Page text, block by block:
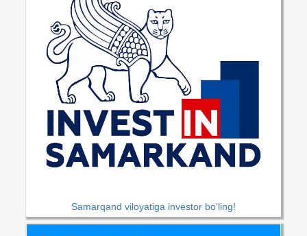
Samarqand viloyatiga investor bo‘ling!